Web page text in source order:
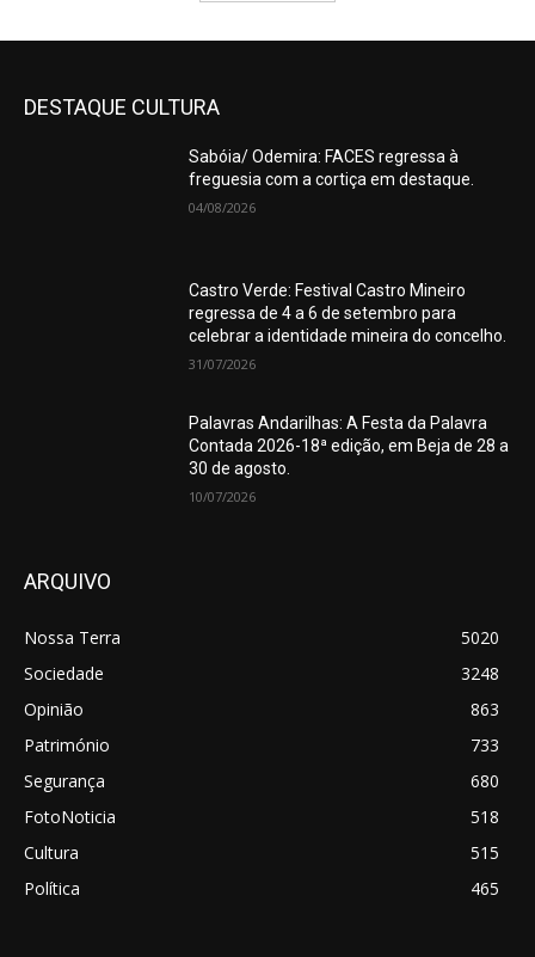
DESTAQUE CULTURA
Sabóia/ Odemira: FACES regressa à
freguesia com a cortiça em destaque.
04/08/2026
Castro Verde: Festival Castro Mineiro
regressa de 4 a 6 de setembro para
celebrar a identidade mineira do concelho.
31/07/2026
Palavras Andarilhas: A Festa da Palavra
Contada 2026-18ª edição, em Beja de 28 a
30 de agosto.
10/07/2026
ARQUIVO
Nossa Terra
5020
Sociedade
3248
Opinião
863
Património
733
Segurança
680
FotoNoticia
518
Cultura
515
Política
465